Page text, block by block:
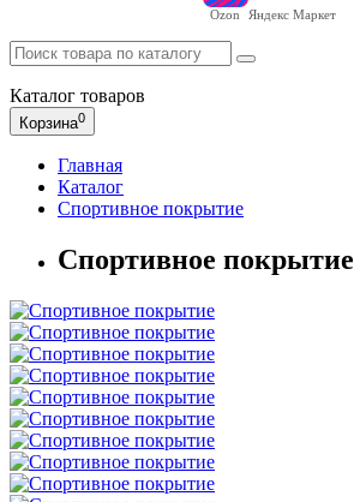
Ozon Яндекс Маркет
Каталог товаров
Корзина0
Главная
Каталог
Спортивное покрытие
Спортивное покрытие